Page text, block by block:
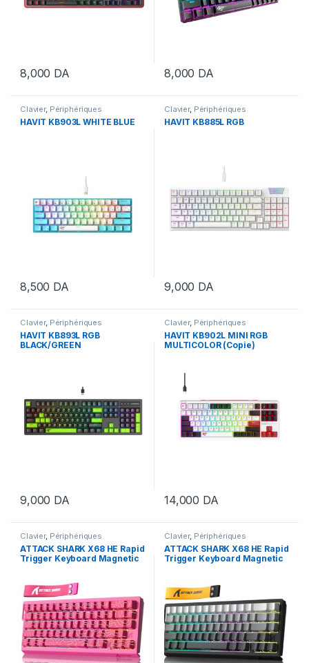
8,000 DA 8,000 DA
Clavier, Périphériques
HAVIT KB903L WHITE BLUE
8,500 DA
Clavier, Périphériques
HAVIT KB885L RGB
9,000 DA
Clavier, Périphériques
HAVIT KB893L RGB
BLACK/GREEN
9,000 DA
Clavier, Périphériques
HAVIT KB902L MINI RGB
MULTICOLOR (Copie)
14,000 DA
Clavier, Périphériques
ATTACK SHARK X68 HE Rapid
Trigger Keyboard Magnetic
Clavier, Périphériques
ATTACK SHARK X68 HE Rapid
Trigger Keyboard Magnetic